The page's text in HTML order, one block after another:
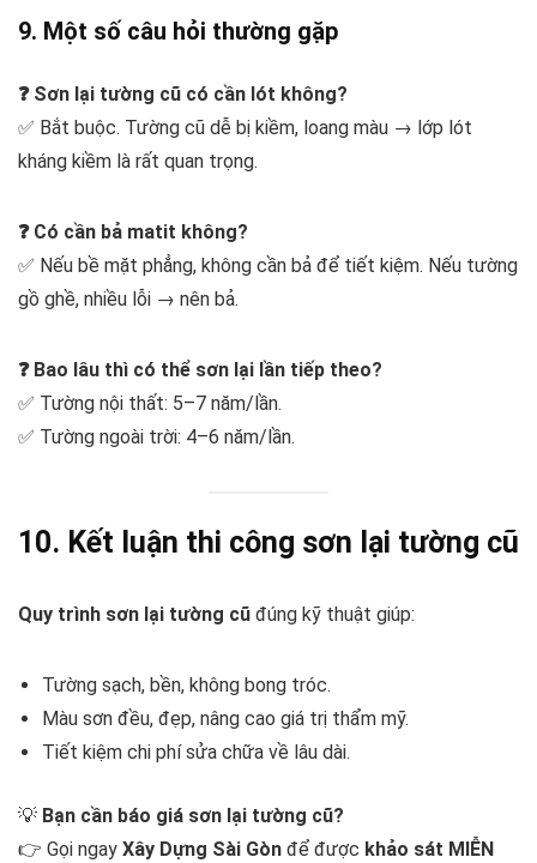
9. Một số câu hỏi thường gặp
❓ Sơn lại tường cũ có cần lót không?
✅ Bắt buộc. Tường cũ dễ bị kiềm, loang màu → lớp lót
kháng kiềm là rất quan trọng.
❓ Có cần bả matit không?
✅ Nếu bề mặt phẳng, không cần bả để tiết kiệm. Nếu tường
gồ ghề, nhiều lỗi → nên bả.
❓ Bao lâu thì có thể sơn lại lần tiếp theo?
✅ Tường nội thất: 5–7 năm/lần.
✅ Tường ngoài trời: 4–6 năm/lần.
10. Kết luận thi công sơn lại tường cũ
Quy trình sơn lại tường cũ đúng kỹ thuật giúp:
Tường sạch, bền, không bong tróc.
Màu sơn đều, đẹp, nâng cao giá trị thẩm mỹ.
Tiết kiệm chi phí sửa chữa về lâu dài.
💡 Bạn cần báo giá sơn lại tường cũ?
👉 Gọi ngay Xây Dựng Sài Gòn để được khảo sát MIỄN